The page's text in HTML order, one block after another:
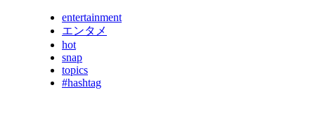
entertainment
エンタメ
hot
snap
topics
#hashtag